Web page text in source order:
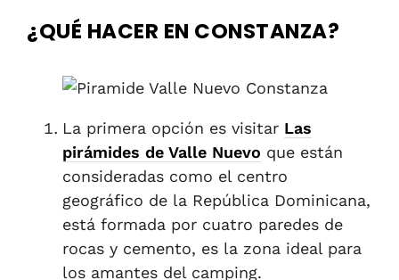
¿QUÉ HACER EN CONSTANZA?
La primera opción es visitar Las
pirámides de Valle Nuevo que están
consideradas como el centro
geográfico de la República Dominicana,
está formada por cuatro paredes de
rocas y cemento, es la zona ideal para
los amantes del camping.